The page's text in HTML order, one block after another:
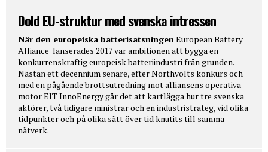
Dold EU-struktur med svenska intressen
När den europeiska batterisatsningenEuropean Battery
Alliance lanserades 2017 var ambitionen att bygga en
konkurrenskraftig europeisk batteriindustri från grunden.
Nästan ett decennium senare, efter Northvolts konkurs och
med en pågående brottsutredning mot alliansens operativa
motor EIT InnoEnergy går det att kartlägga hur tre svenska
aktörer, två tidigare ministrar och en industristrateg, vid olika
tidpunkter och på olika sätt över tid knutits till samma
nätverk.